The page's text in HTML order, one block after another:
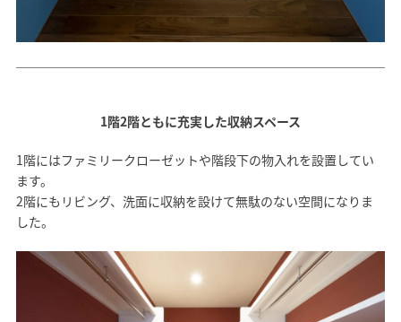
1階2階ともに充実した収納スペース
1階にはファミリークローゼットや階段下の物入れを設置してい
ます。
2階にもリビング、洗面に収納を設けて無駄のない空間になりま
した。